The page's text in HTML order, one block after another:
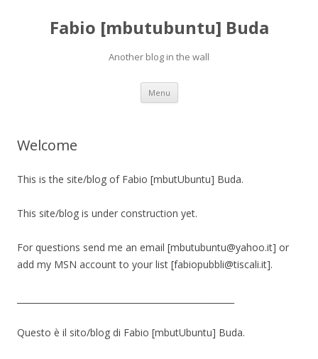
Fabio [mbutubuntu] Buda
Another blog in the wall
Menu Skip to content
Welcome
This is the site/blog of Fabio [mbutUbuntu] Buda.
This site/blog is under construction yet.
For questions send me an email [mbutubuntu@yahoo.it] or
add my MSN account to your list [fabiopubbli@tiscali.it].
Questo è il sito/blog di Fabio [mbutUbuntu] Buda.